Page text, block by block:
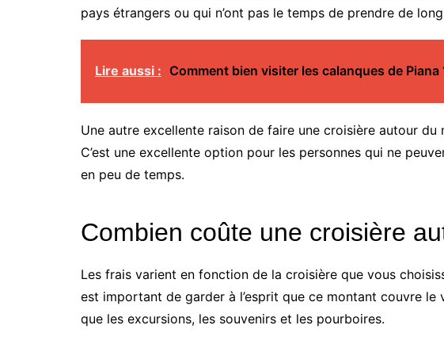
pays étrangers ou qui n’ont pas le temps de prendre de
Lire aussi : Comment bien visiter les calanques de Piana
Une autre excellente raison de faire une croisière autour
C’est une excellente option pour les personnes qui ne
en peu de temps.
Combien coûte une croisière
Les frais varient en fonction de la croisière que vous
est important de garder à l’esprit que ce montant couvre
que les excursions, les souvenirs et les pourboires.